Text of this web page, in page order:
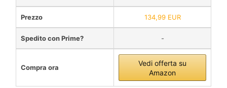
Prezzo 134,99 EUR
Spedito con Prime? -
Compra ora
Vedi offerta su
Amazon